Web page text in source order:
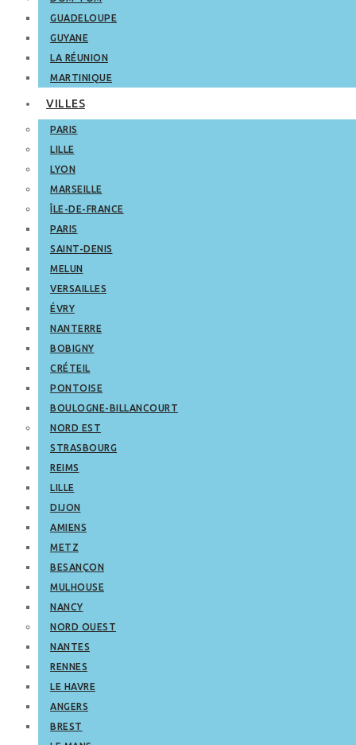
GUADELOUPE
GUYANE
LA RÉUNION
MARTINIQUE
VILLES
PARIS
LILLE
LYON
MARSEILLE
ÎLE-DE-FRANCE
PARIS
SAINT-DENIS
MELUN
VERSAILLES
ÉVRY
NANTERRE
BOBIGNY
CRÉTEIL
PONTOISE
BOULOGNE-BILLANCOURT
NORD EST
STRASBOURG
REIMS
LILLE
DIJON
AMIENS
METZ
BESANÇON
MULHOUSE
NANCY
NORD OUEST
NANTES
RENNES
LE HAVRE
ANGERS
BREST